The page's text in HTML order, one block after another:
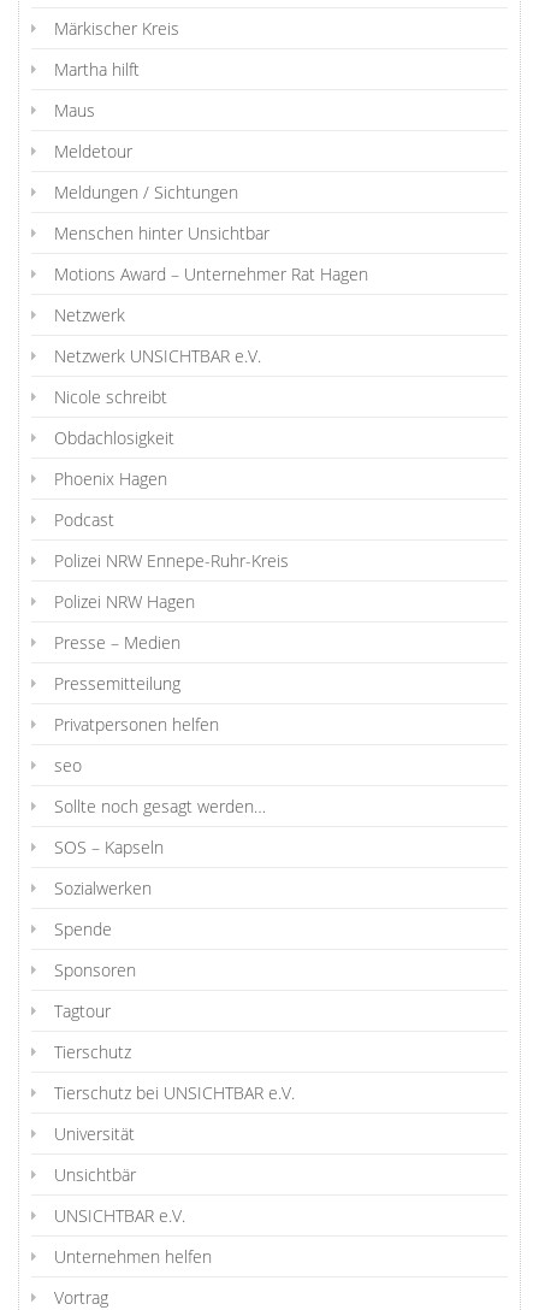
Märkischer Kreis
Martha hilft
Maus
Meldetour
Meldungen / Sichtungen
Menschen hinter Unsichtbar
Motions Award – Unternehmer Rat Hagen
Netzwerk
Netzwerk UNSICHTBAR e.V.
Nicole schreibt
Obdachlosigkeit
Phoenix Hagen
Podcast
Polizei NRW Ennepe-Ruhr-Kreis
Polizei NRW Hagen
Presse – Medien
Pressemitteilung
Privatpersonen helfen
seo
Sollte noch gesagt werden…
SOS – Kapseln
Sozialwerken
Spende
Sponsoren
Tagtour
Tierschutz
Tierschutz bei UNSICHTBAR e.V.
Universität
Unsichtbär
UNSICHTBAR e.V.
Unternehmen helfen
Vortrag